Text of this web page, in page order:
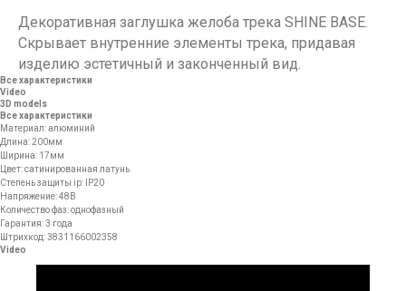
Декоративная заглушка желоба трека SHINE BASE.
Скрывает внутренние элементы трека, придавая
изделию эстетичный и законченный вид.
Все характеристики
Video
3D models
Все характеристики
Материал: алюминий
Длина: 200мм
Ширина: 17мм
Цвет: сатинированная латунь
Степень защиты ip: IP20
Напряжение: 48В
Количество фаз: однофазный
Гарантия: 3 года
Штрихкод: 3831166002358
Video